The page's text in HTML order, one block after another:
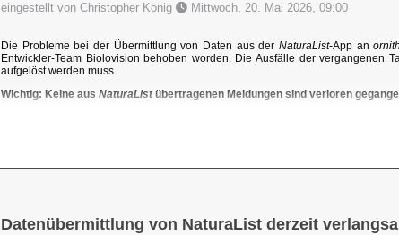
eingestellt von Christopher König Mittwoch, 20. Mai 2026, 09:00
Die Probleme bei der Übermittlung von Daten aus der NaturaList-App an
Entwickler-Team Biolovision behoben worden. Die Ausfälle der vergangenen
aufgelöst werden muss.
Wichtig: Keine aus NaturaListübertragenen Meldungen sind verloren
Datenübermittlung von NaturaList derzeit